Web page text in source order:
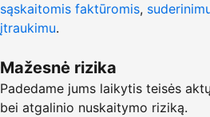
sąskaitomis faktūromis,
įtraukimu.
Mažesnė rizika
Padedame jums laikytis teisės
bei atgalinio nuskaitymo riziką.